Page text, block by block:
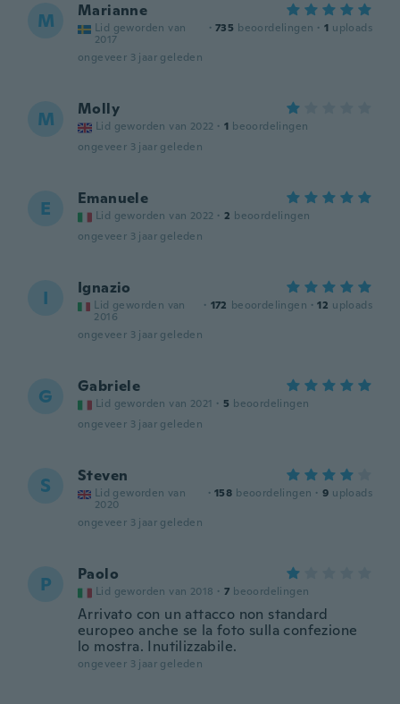
M Marianne
Lid geworden van
2017
· 735 beoordelingen · 1 uploads
ongeveer 3 jaar geleden
M Molly
Lid geworden van 2022 · 1 beoordelingen
ongeveer 3 jaar geleden
E Emanuele
Lid geworden van 2022 · 2 beoordelingen
ongeveer 3 jaar geleden
I Ignazio
Lid geworden van
2016
· 172 beoordelingen · 12 uploads
ongeveer 3 jaar geleden
G Gabriele
Lid geworden van 2021 · 5 beoordelingen
ongeveer 3 jaar geleden
S Steven
Lid geworden van
2020
· 158 beoordelingen · 9 uploads
ongeveer 3 jaar geleden
P Paolo
Lid geworden van 2018 · 7 beoordelingen
Arrivato con un attacco non standard
europeo anche se la foto sulla confezione
lo mostra. Inutilizzabile.
ongeveer 3 jaar geleden